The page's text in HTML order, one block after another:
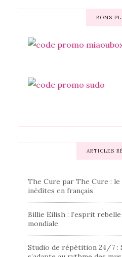
BONS
ARTICLES
The Cure par The Cure : le
inédites en français
Billie Eilish : l’esprit
mondiale
Studio de répétition 24/7 :